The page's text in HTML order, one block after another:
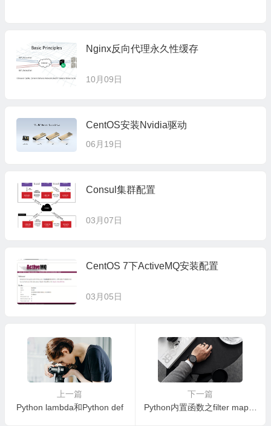
Nginx反向代理永久性缓存
10月09日
CentOS安装Nvidia驱动
06月19日
Consul集群配置
03月07日
CentOS 7下ActiveMQ安装配置
03月05日
上一篇
Python lambda和Python def
下一篇
Python内置函数之filter map reduce